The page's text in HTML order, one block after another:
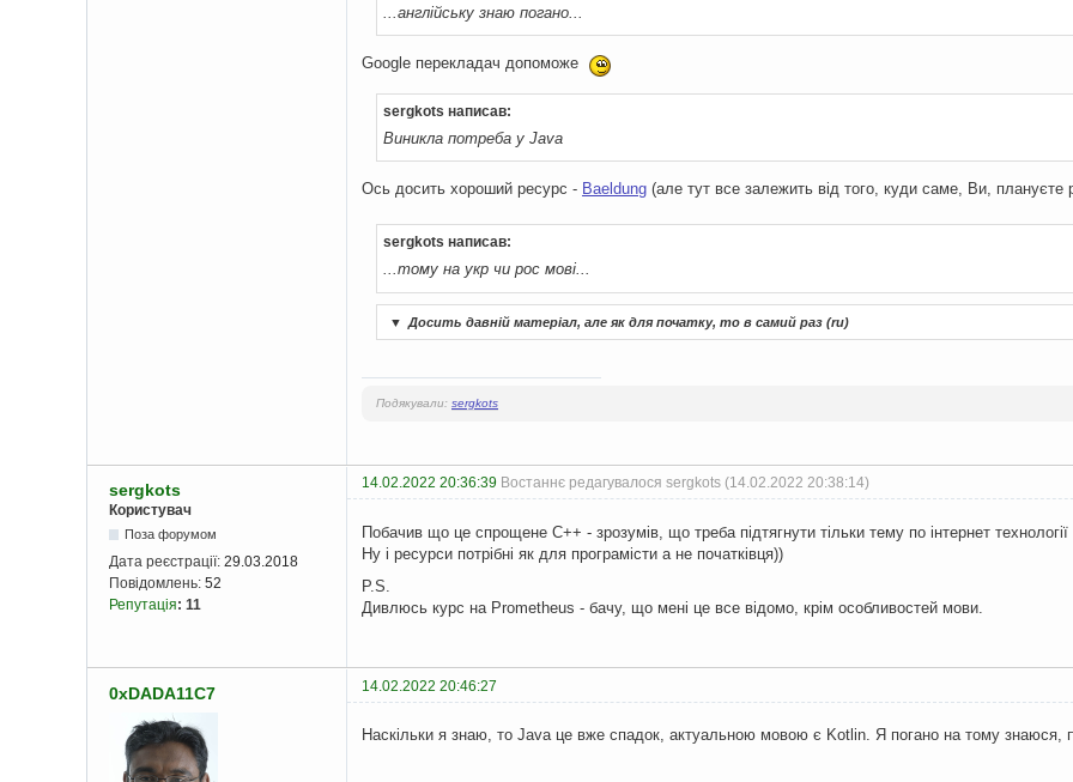
...англійську знаю погано...
Google перекладач допоможе
sergkots написав:
Виникла потреба у Java
Ось досить хороший ресурс - Baeldung (але тут все залежить від того, куди саме, Ви, плануєте
sergkots написав:
...тому на укр чи рос мові...
▼ Досить давній матеріал, але як для початку, то в самий раз (ru)
Подякували: sergkots
sergkots 14.02.2022 20:36:39 Востаннє редагувалося sergkots (14.02.2022 20:38:14)
Користувач
Поза форумом
Дата реєстрації: 29.03.2018
Повідомлень: 52
Репутація: 11
Побачив що це спрощене С++ - зрозумів, що треба підтягнути тільки тему по інтернет
Ну і ресурси потрібні як для програмісти а не початківця))
P.S.
Дивлюсь курс на Prometheus - бачу, що мені це все відомо, крім особливостей мови.
0xDADA11C7 14.02.2022 20:46:27
Наскільки я знаю, то Java це вже спадок, актуальною мовою є Kotlin. Я погано на тому